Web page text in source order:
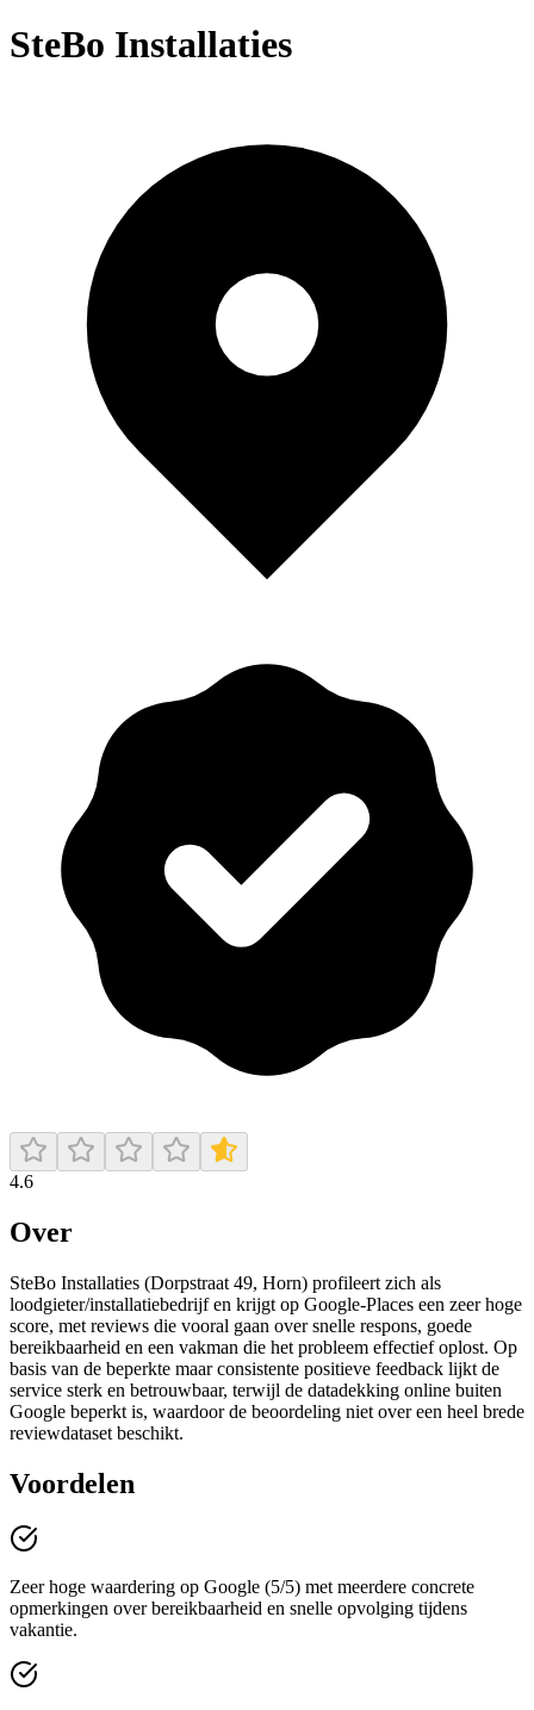
SteBo Installaties
4.6
Over
SteBo Installaties (Dorpstraat 49, Horn) profileert zich als
loodgieter/installatiebedrijf en krijgt op Google-Places een zeer hoge
score, met reviews die vooral gaan over snelle respons, goede
bereikbaarheid en een vakman die het probleem effectief oplost. Op
basis van de beperkte maar consistente positieve feedback lijkt de
service sterk en betrouwbaar, terwijl de datadekking online buiten
Google beperkt is, waardoor de beoordeling niet over een heel brede
reviewdataset beschikt.
Voordelen
Zeer hoge waardering op Google (5/5) met meerdere concrete
opmerkingen over bereikbaarheid en snelle opvolging tijdens
vakantie.